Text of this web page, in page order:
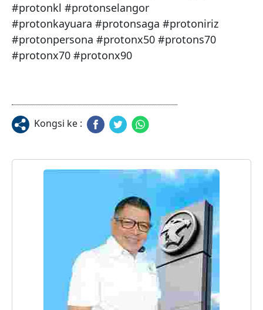
#protonkl #protonselangor
#protonkayuara #protonsaga #protoniriz
#protonpersona #protonx50 #protons70
#protonx70 #protonx90
Kongsi ke :